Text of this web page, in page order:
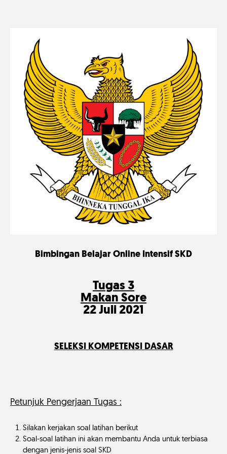
Bimbingan Belajar Online Intensif SKD
Tugas 3
Makan Sore
22 Juli 2021
SELEKSI KOMPETENSI DASAR
Petunjuk Pengerjaan Tugas :
Silakan kerjakan soal latihan berikut
Soal-soal latihan ini akan membantu Anda untuk terbiasa
dengan jenis-jenis soal SKD